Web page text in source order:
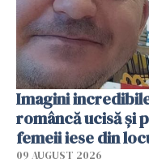
Imagini
româncă ucisă și
femeii iese din
09 AUGUST 2026